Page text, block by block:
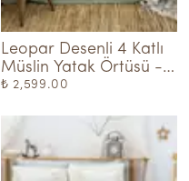
Leopar Desenli 4 Katlı
Müslin Yatak Örtüsü -
Yeşil
₺ 2,599.00